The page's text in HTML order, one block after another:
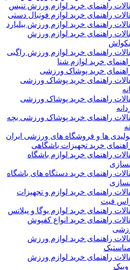
راهنمای خرید لوازم ورزش تنیس
راهنمای خرید لوازم فوتبال دستی
راهنمای خرید لوازم ورزش بیلیارد
راهنمای خرید لوازم ورزش
راهنمای خرید لوازم ورزش راگبی
خرید لوازم شنا
خرید پوشاک ورزشی
راهنمای خرید پوشاک ورزشی
راهنمای خرید پوشاک ورزشی
راهنمای خرید پوشاک ورزشی بچه
ها و فروشگاه های ورزشی ایران
خرید تجهیزات باشگاهی
راهنمای خرید لوازم باشگاه
راهنمای خرید دستگاه های باشگاه
راهنمای خرید لوازم و تجهیزات
فیت
راهنمای خرید لوازم یوگا و پیلاتس
راهنمای خرید انواع کفپوش
راهنمای خرید لوازم ورزش
راهنمای خرید لوازم ورزش